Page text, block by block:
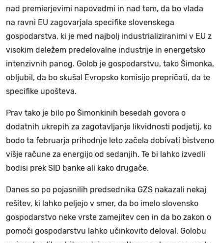
nad premierjevimi napovedmi in nad tem, da bo vlada
na ravni EU zagovarjala specifike slovenskega
gospodarstva, ki je med najbolj industrializiranimi v EU z
visokim deležem predelovalne industrije in energetsko
intenzivnih panog. Golob je gospodarstvu, tako Šimonka,
obljubil, da bo skušal Evropsko komisijo prepričati, da te
specifike upošteva.
Prav tako je bilo po Šimonkinih besedah govora o
dodatnih ukrepih za zagotavljanje likvidnosti podjetij, ko
bodo ta februarja prihodnje leto začela dobivati bistveno
višje račune za energijo od sedanjih. Te bi lahko izvedli
bodisi prek SID banke ali kako drugače.
Danes so po pojasnilih predsednika GZS nakazali nekaj
rešitev, ki lahko peljejo v smer, da bo imelo slovensko
gospodarstvo neke vrste zamejitev cen in da bo zakon o
pomoči gospodarstvu lahko učinkovito deloval. Golobu